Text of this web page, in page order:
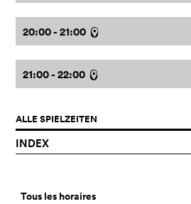
20:00 - 21:00 l
21:00 - 22:00 l
ALLE SPIELZEITEN
INDEX
Tous les horaires